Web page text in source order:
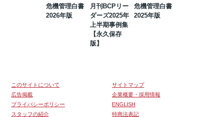
危機管理白書
2026年版
月刊BCPリー
ダーズ2025年
上半期事例集
【永久保存
版】
危機管理白書
2025年版
このサイトについて
サイトマップ
広告掲載
企業概要・採用情報
プライバシーポリシー
ENGLISH
スタッフの紹介
特商法表記